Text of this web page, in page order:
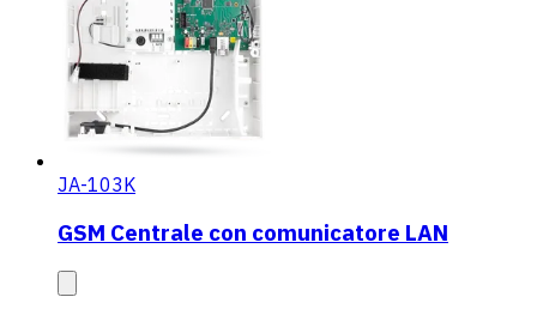
JA-103K
GSM Centrale con comunicatore LAN